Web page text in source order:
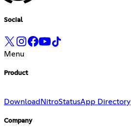
Social
Menu
Product
Download NitroStatusApp Directory
Company